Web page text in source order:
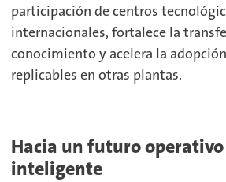
participación de centros
internacionales, fortalece la
conocimiento y acelera la
replicables en otras plantas.
Hacia un futuro
inteligente